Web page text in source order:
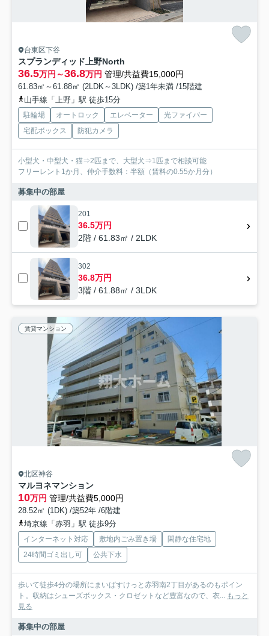
台東区下谷
スプランディッド上野North
36.5万円～36.8万円 管理/共益費15,000円
61.83㎡～61.88㎡ (2LDK～3LDK) /築1年未満 /15階建
山手線「上野」駅 徒歩15分
駐輪場 オートロック エレベーター
光ファイバー
宅配ボックス
防犯カメラ
小型犬・中型犬・猫⇒2匹まで、大型犬⇒1匹まで相談可能
フリーレント1か月、仲介手数料：半額（賃料の0.55か月分）
募集中の部屋
201
36.5万円
2階 / 61.83㎡ / 2LDK
302
36.8万円
3階 / 61.88㎡ / 3LDK
賃貸マンション
北区神谷
マルヨネマンション
10万円 管理/共益費5,000円
28.52㎡ (1DK) /築52年 /6階建
埼京線「赤羽」駅 徒歩9分
インターネット対応 敷地内ごみ置き場
閑静な住宅地
24時間ゴミ出し可
公共下水
歩いて徒歩4分の場所にまいばすけっと赤羽南2丁目があるのもポイン
ト。収納はシューズボックス・クロゼットなど豊富なので、衣...
もっと
見る
募集中の部屋